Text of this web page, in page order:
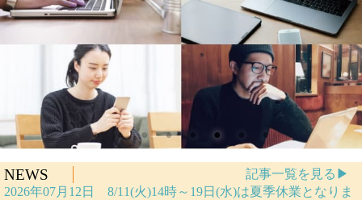
NEWS
2026年07月12日 8/11(火)14時～19日(水)は夏季休業となりま
記事一覧を見る▶